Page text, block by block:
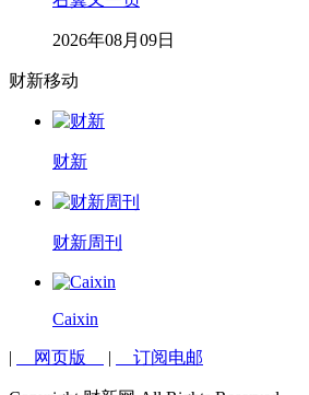
2026年08月09日
财新移动
财新
财新周刊
Caixin
| 网页版 | 订阅电邮